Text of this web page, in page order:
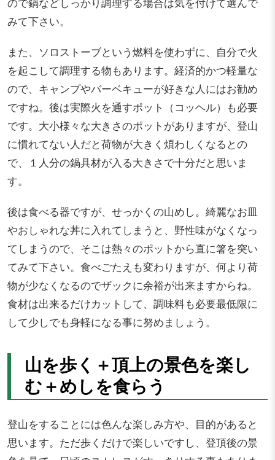
みて下さい。
また、ソロストーブという燃料を使わずに、自分で火
を起こして調理する物もあります。経済的かつ軽量な
ので、キャンプやバーベキューが好きな人にはお勧め
ですね。後は実際火を通すポット（コッヘル）も必要
です。大小様々な大きさのポットがありますが、登山
に慣れてない人だと荷物が大きく煩わしくなるとの
で、１人分の鍋具材が入る大きさで十分だと思いま
す。
後は食べる器ですが、せっかくの山めし。綺麗なお皿
やおしゃれな丼に入れてしまうと、野性味がなくなっ
てしまうので、そこは熱々のポットから直に箸を突い
てみて下さい。食べごたえも変わりますが、何より荷
物が少なくなるのでザックに余裕が出来ますからね。
食材は出来るだけカットして、調味料も必要最低限に
して少しでも身軽になる事に努めましょう。
山を歩く＋頂上の景色を楽し
む＋めしを食らう
登山をすることには色んな楽しみ方や、目的があると
思います。ただ歩くだけで楽しいですし、登頂後の景